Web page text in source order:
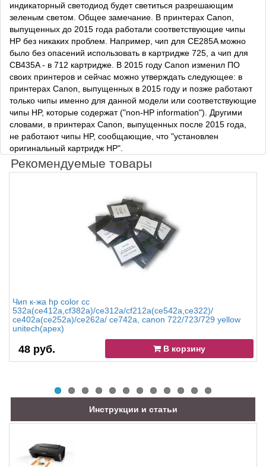
индикаторный светодиод будет светиться разрешающим
зеленым светом. Общее замечание. В принтерах Canon,
выпущенных до 2015 года работали соответствующие чипы
HP без никаких проблем. Например, чип для CE285A можно
было без опасений использовать в картридже 725, а чип для
CB435A - в 712 картридже. В 2015 году Canon изменил ПО
своих принтеров и сейчас можно утверждать следующее: в
принтерах Canon, выпущенных в 2015 году и позже работают
только чипы именно для данной модели или соответствующие
чипы HP, которые содержат ("non-HP information"). Другими
словами, в принтерах Canon, выпущенных после 2015 года,
не работают чипы HP, сообщающие, что "установлен
оригинальный картридж HP".
Рекомендуемые товары
Чип к-жа hp color cc
532a(ce412a,cf382a)/ce312a/cf212a(ce542a,ce322)/
ce402a(ce252a)/ce262a/ ce742a, canon 722/723/729 yellow
unitech(apex)
48 руб. В корзину
Инструкции и статьи